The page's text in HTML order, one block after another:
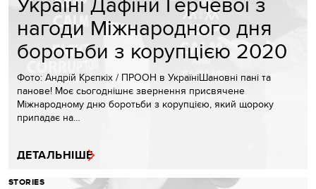
нагоди Міжнародного дня
боротьби з корупцією 2020
Фото: Андрій Крєпкіх / ПРООН в УкраїніШановні пані та
панове! Моє сьогоднішнє звернення присвячене
Міжнародному дню боротьби з корупцією, який щороку
припадає на…
ДЕТАЛЬНІШЕ
STORIES